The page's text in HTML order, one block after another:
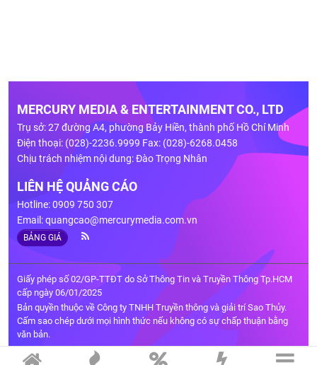
MERCURY MEDIA & ENTERTAINMENT CO., LTD
Trụ sở: 27 đường A4, phường Bảy Hiền, thành phố Hồ Chí Minh
Điện thoại: (028)-2236.9999 Fax: (028)-6268.0458
Chịu trách nhiệm nội dung: Đào Trọng Nhân
LIÊN HỆ QUẢNG CÁO
Hotline: 0909 750 307
Email:quangcao@mercurymedia.com.vn
BẢNG GIÁ
Giấy phép số 02/GP-TTĐT do Sở Thông Tin và Truyền Thông Tp.HCM
cấp ngày 06/01/2025
Bản quyền thuộc về Công ty TNHH Truyền thông và giải trí Sao Thủy.
Cấm sao chép dưới mọi hình thức nếu không có sự chấp thuận bằng
văn bản.